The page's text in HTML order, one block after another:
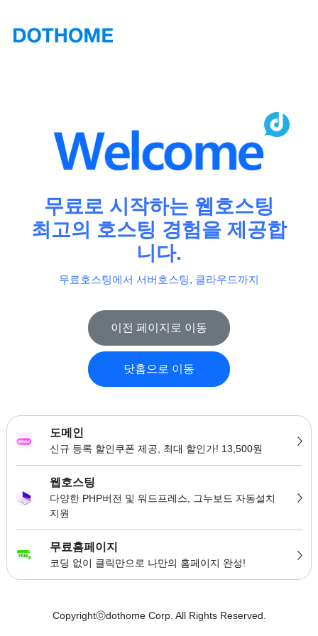
무료로 시작하는 웹호스팅
최고의 호스팅 경험을 제공합
니다.
무료호스팅에서 서버호스팅, 클라우드까지
이전 페이지로 이동
닷홈으로 이동
도메인
신규 등록 할인쿠폰 제공, 최대 할인가! 13,500원
웹호스팅
다양한 PHP버전 및 워드프레스, 그누보드 자동설치
지원
무료홈페이지
코딩 없이 클릭만으로 나만의 홈페이지 완성!
Copyrightⓒdothome Corp. All Rights Reserved.